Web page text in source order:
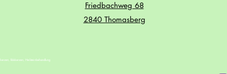
Friedbachweg 68
2840 Thomasberg
Ildokerzen, Heilsteinbehandlung